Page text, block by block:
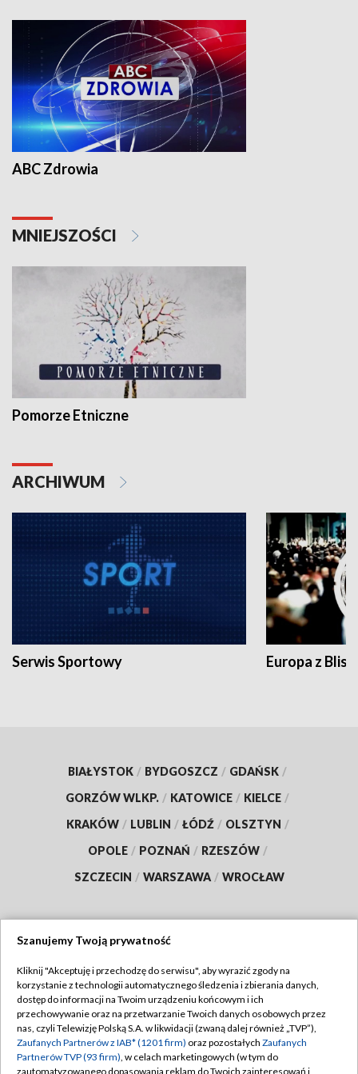
ABC Zdrowia
MNIEJSZOŚCI
Pomorze Etniczne
ARCHIWUM
Serwis Sportowy Europa z
BIAŁYSTOK / BYDGOSZCZ / GDAŃSK /
GORZÓW WLKP. / KATOWICE / KIELCE /
KRAKÓW / LUBLIN / ŁÓDŹ / OLSZTYN /
OPOLE / POZNAŃ / RZESZÓW /
SZCZECIN / WARSZAWA / WROCŁAW
TVP
Abonament TVP
Emisja w TVP
Centrum informacji TVP
Regulamin TVP
Polityka prywatności
Moje zgody
Szanujemy Twoją prywatność
Kliknij "Akceptuję i przechodzę do serwisu", aby wyrazić zgody na
korzystanie z technologii automatycznego śledzenia i zbierania danych,
dostęp do informacji na Twoim urządzeniu końcowym i ich
przechowywanie oraz na przetwarzanie Twoich danych osobowych przez
nas, czyli Telewizję Polską S.A. w likwidacji (zwaną dalej również „TVP”),
Zaufanych Partnerów z IAB* (1201 firm) oraz pozostałych Zaufanych
Partnerów TVP (93 firm), w celach marketingowych (w tym do
zautomatyzowanego dopasowania reklam do Twoich zainteresowań i